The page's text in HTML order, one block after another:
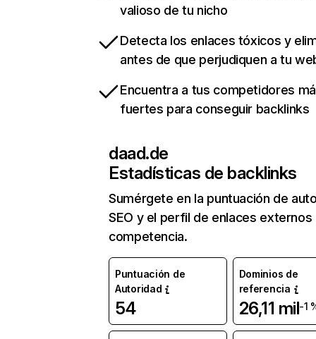
valioso de tu nicho
Detecta los enlaces tóxicos y
antes de que perjudiquen a tu
Encuentra a tus competidores
fuertes para conseguir backlinks
daad.de
Estadísticas de backlinks
Sumérgete en la puntuación de
SEO y el perfil de enlaces externos
competencia.
Puntuación de
Autoridad
54
Dominios de
referencia
26,11 mil-1